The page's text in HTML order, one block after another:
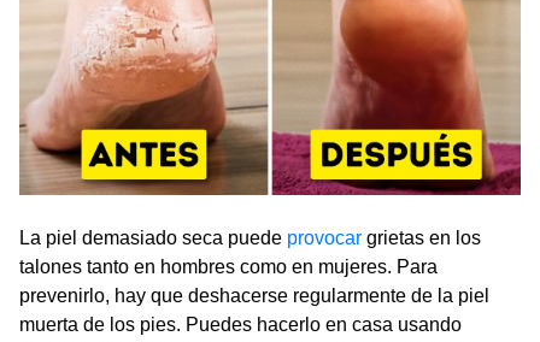
La piel demasiado seca puede provocar grietas en los
talones tanto en hombres como en mujeres. Para
prevenirlo, hay que deshacerse regularmente de la piel
muerta de los pies. Puedes hacerlo en casa usando